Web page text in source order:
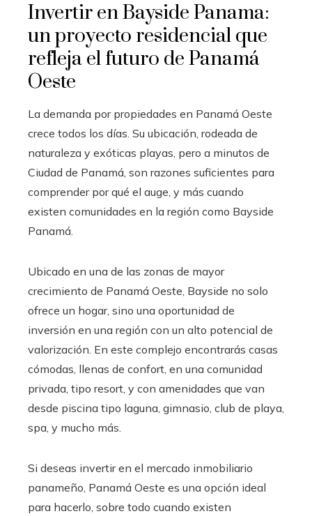
Invertir en Bayside Panama:
un proyecto residencial que
refleja el futuro de Panamá
Oeste
La demanda por propiedades en Panamá Oeste
crece todos los días. Su ubicación, rodeada de
naturaleza y exóticas playas, pero a minutos de
Ciudad de Panamá, son razones suficientes para
comprender por qué el auge, y más cuando
existen comunidades en la región como Bayside
Panamá.
Ubicado en una de las zonas de mayor
crecimiento de Panamá Oeste, Bayside no solo
ofrece un hogar, sino una oportunidad de
inversión en una región con un alto potencial de
valorización. En este complejo encontrarás casas
cómodas, llenas de confort, en una comunidad
privada, tipo resort, y con amenidades que van
desde piscina tipo laguna, gimnasio, club de playa,
spa, y mucho más.
Si deseas invertir en el mercado inmobiliario
panameño, Panamá Oeste es una opción ideal
para hacerlo, sobre todo cuando existen